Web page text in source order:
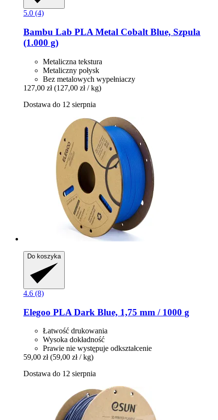
5.0 (4)
Bambu Lab PLA Metal Cobalt Blue, Szpula
(1.000 g)
Metaliczna tekstura
Metaliczny połysk
Bez metalowych wypełniaczy
127,00 zł (127,00 zł / kg)
Dostawa do 12 sierpnia
Do koszyka
4.6 (8)
Elegoo PLA Dark Blue, 1,75 mm / 1000 g
Łatwość drukowania
Wysoka dokładność
Prawie nie występuje odkształcenie
59,00 zł (59,00 zł / kg)
Dostawa do 12 sierpnia